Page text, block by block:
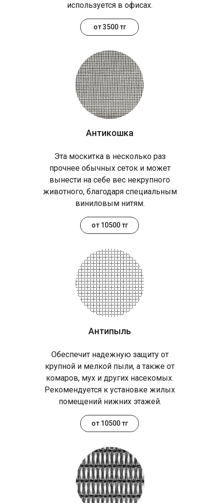
Антикошка
Антипыль
используется в офисах.
Эта москитка в несколько раз
прочнее обычных сеток и может
вынести на себе вес некрупного
животного, благодаря специальным
виниловым нитям.
Обеспечит надежную защиту от
крупной и мелкой пыли, а также от
комаров, мух и других насекомых.
Рекомендуется к установке жилых
помещений нижних этажей.
от 3500 тг
от 10500 тг
от 10500 тг